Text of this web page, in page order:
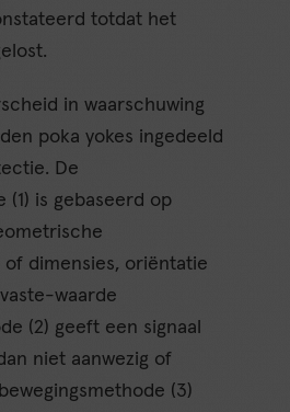
totdat het
in waarschuwing
poka yokes ingedeeld
De
is gebaseerd op
of dimensies, oriëntatie
waarde
(2) geeft een signaal
niet aanwezig of
(3)